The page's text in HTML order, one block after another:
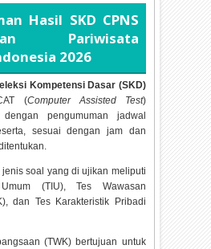
Hasil SKD CPNS
Pariwisata
2026
Kompetensi Dasar (SKD)
(Computer Assisted Test)
pengumuman jadwal
sesuai dengan jam dan
jenis soal yang di ujikan meliputi
(TIU), Tes Wawasan
dan Tes Karakteristik Pribadi
(TWK) bertujuan untuk